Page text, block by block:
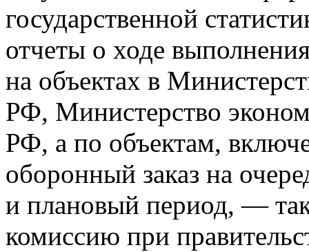
государственной
отчеты о ходе
на объектах в
РФ, Министерство
РФ, а по объектам,
оборонный заказ на
и плановый период, —
комиссию при